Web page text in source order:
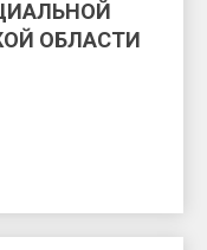
ОБЛАСТИ